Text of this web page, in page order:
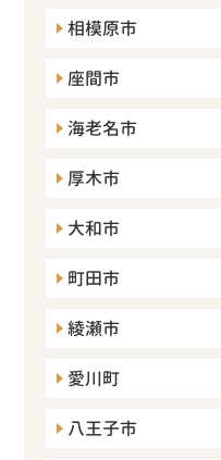
相模原市
座間市
海老名市
厚木市
大和市
町田市
綾瀬市
愛川町
八王子市